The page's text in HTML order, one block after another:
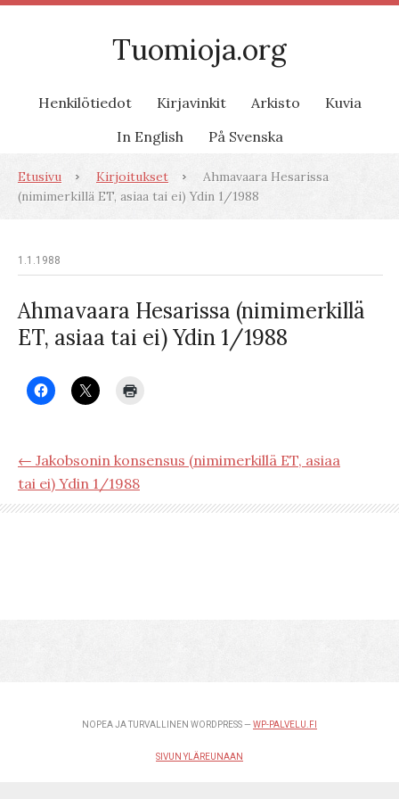
Tuomioja.org
Henkilötiedot Kirjavinkit Arkisto
Kuvia
In English
På Svenska
Etusivu Kirjoitukset
Ahmavaara Hesarissa
(nimimerkillä ET, asiaa tai ei) Ydin 1/1988
1.1.1988
Ahmavaara Hesarissa (nimimerkillä
ET, asiaa tai ei) Ydin 1/1988
← Jakobsonin konsensus (nimimerkillä ET, asiaa
tai ei) Ydin 1/1988
NOPEA JA TURVALLINEN WORDPRESS — WP-PALVELU.FI
SIVUN YLÄREUNAAN